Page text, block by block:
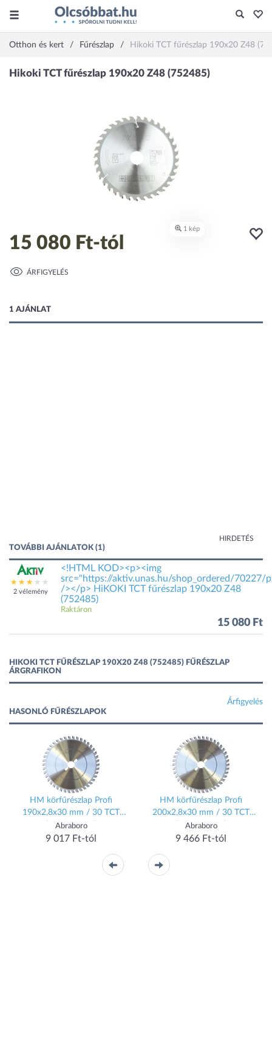
Otthon és kert Fűrészlap Hikoki TCT fűrészlap 190x20 Z48
15 080 Ft-tól
ÁRFIGYELÉS
1 AJÁNLAT
HIRDETÉS
TOVÁBBI AJÁNLATOK (1)
2 vélemény
<!HTML KOD><p><img
src="https://aktiv.unas.hu/shop_ordered/70227/
/></p> HiKOKI TCT fűrészlap 190x20 Z48
(752485)
Raktáron
15 080 Ft
HIKOKI TCT FŰRÉSZLAP 190X20 Z48 (752485) FŰRÉSZLAP
ÁRGRAFIKON
Árfigyelés
HASONLÓ FŰRÉSZLAPOK
HM körfűrészlap Profi
190x2,8x30 mm / 30 TCT
(1db/csomag)
Abraboro
9 017 Ft-tól
HM körfűrészlap Profi
200x2,8x30 mm / 30 TCT
(1db/csomag)
Abraboro
9 466 Ft-tól